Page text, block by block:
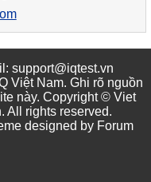
support@iqtest.vn
Việt Nam. Ghi rõ nguồn
này. Copyright © Viet
. All rights reserved.
designed by Forum